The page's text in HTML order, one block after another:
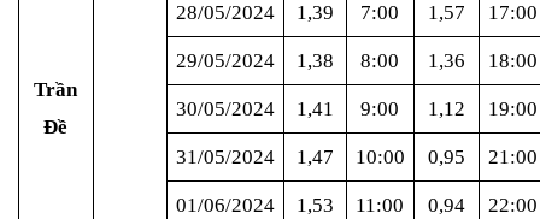
Trần
Đề
28/05/2024 1,39 7:00 1,57 17:00
29/05/2024 1,38 8:00 1,36 18:00
30/05/2024 1,41 9:00 1,12 19:00
31/05/2024 1,47 10:00 0,95 21:00
01/06/2024 1,53 11:00 0,94 22:00